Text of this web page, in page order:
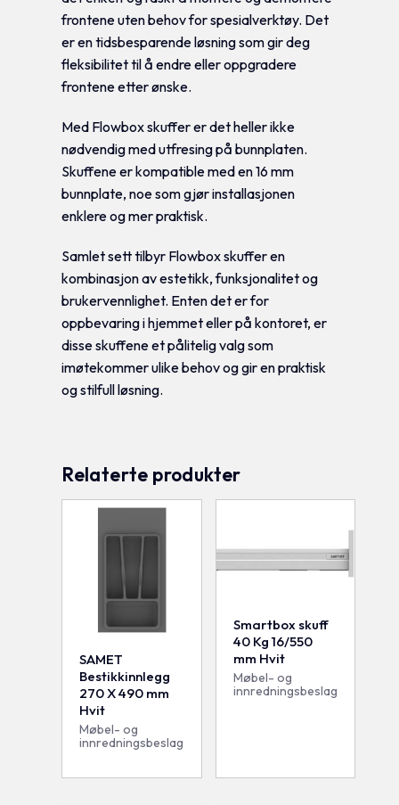
frontene uten behov for spesialverktøy. Det
er en tidsbesparende løsning som gir deg
fleksibilitet til å endre eller oppgradere
frontene etter ønske.
Med Flowbox skuffer er det heller ikke
nødvendig med utfresing på bunnplaten.
Skuffene er kompatible med en 16 mm
bunnplate, noe som gjør installasjonen
enklere og mer praktisk.
Samlet sett tilbyr Flowbox skuffer en
kombinasjon av estetikk, funksjonalitet og
brukervennlighet. Enten det er for
oppbevaring i hjemmet eller på kontoret, er
disse skuffene et pålitelig valg som
imøtekommer ulike behov og gir en praktisk
og stilfull løsning.
Relaterte produkter
SAMET
Bestikkinnlegg
270 X 490 mm
Hvit
Møbel- og
innredningsbeslag
Smartbox skuff
40 Kg 16/550
mm Hvit
Møbel- og
innredningsbeslag